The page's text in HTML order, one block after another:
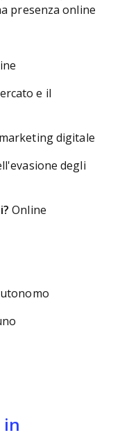
presenza online
e il
digitale
degli
Online
in